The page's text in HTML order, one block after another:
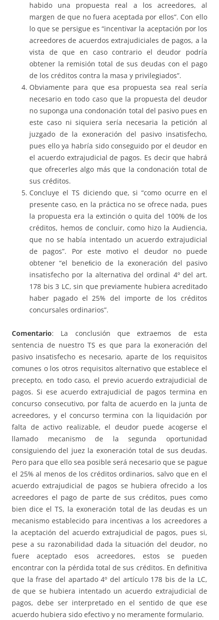
habido una propuesta real a los acreedores, al
margen de que no fuera aceptada por ellos”. Con ello
lo que se persigue es “incentivar la aceptación por los
acreedores de acuerdos extrajudiciales de pagos, a la
vista de que en caso contrario el deudor podría
obtener la remisión total de sus deudas con el pago
de los créditos contra la masa y privilegiados”.
Obviamente para que esa propuesta sea real sería
necesario en todo caso que la propuesta del deudor
no suponga una condonación total del pasivo pues en
este caso ni siquiera sería necesaria la petición al
juzgado de la exoneración del pasivo insatisfecho,
pues ello ya habría sido conseguido por el deudor en
el acuerdo extrajudicial de pagos. Es decir que habrá
que ofrecerles algo más que la condonación total de
sus créditos.
Concluye el TS diciendo que, si “como ocurre en el
presente caso, en la práctica no se ofrece nada, pues
la propuesta era la extinción o quita del 100% de los
créditos, hemos de concluir, como hizo la Audiencia,
que no se había intentado un acuerdo extrajudicial
de pagos”. Por este motivo el deudor no puede
obtener “el beneﬁcio de la exoneración del pasivo
insatisfecho por la alternativa del ordinal 4º del art.
178 bis 3 LC, sin que previamente hubiera acreditado
haber pagado el 25% del importe de los créditos
concursales ordinarios”.
Comentario: La conclusión que extraemos de esta
sentencia de nuestro TS es que para la exoneración del
pasivo insatisfecho es necesario, aparte de los requisitos
comunes o los otros requisitos alternativo que establece el
precepto, en todo caso, el previo acuerdo extrajudicial de
pagos. Si ese acuerdo extrajudicial de pagos termina en
concurso consecutivo, por falta de acuerdo en la junta de
acreedores, y el concurso termina con la liquidación por
falta de activo realizable, el deudor puede acogerse el
llamado mecanismo de la segunda oportunidad
consiguiendo del juez la exoneración total de sus deudas.
Pero para que ello sea posible será necesario que se pague
el 25% al menos de los créditos ordinarios, salvo que en el
acuerdo extrajudicial de pagos se hubiera ofrecido a los
acreedores el pago de parte de sus créditos, pues como
bien dice el TS, la exoneración total de las deudas es un
mecanismo establecido para incentivas a los acreedores a
la aceptación del acuerdo extrajudicial de pagos, pues si,
pese a su razonabilidad dada la situación del deudor, no
fuere aceptado esos acreedores, estos se pueden
encontrar con la pérdida total de sus créditos. En definitiva
que la frase del apartado 4º del artículo 178 bis de la LC,
de que se hubiera intentado un acuerdo extrajudicial de
pagos, debe ser interpretado en el sentido de que ese
acuerdo hubiera sido efectivo y no meramente formulario.